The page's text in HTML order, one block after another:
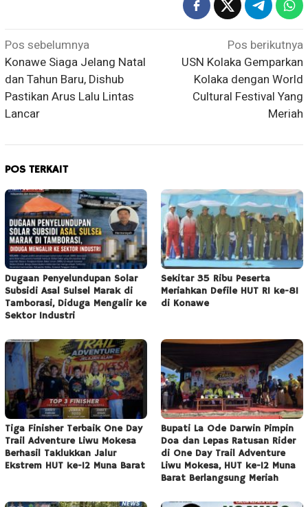
Navigasi
pos
Pos sebelumnya
Konawe Siaga Jelang Natal
dan Tahun Baru, Dishub
Pastikan Arus Lalu Lintas
Lancar
Pos berikutnya
USN Kolaka Gemparkan
Kolaka dengan World
Cultural Festival Yang
Meriah
POS TERKAIT
Dugaan Penyelundupan Solar
Subsidi Asal Sulsel Marak di
Tamborasi, Diduga Mengalir ke
Sektor Industri
Sekitar 35 Ribu Peserta
Meriahkan Defile HUT RI ke-81
di Konawe
Tiga Finisher Terbaik One Day
Trail Adventure Liwu Mokesa
Berhasil Taklukkan Jalur
Ekstrem HUT ke-12 Muna Barat
Bupati La Ode Darwin Pimpin
Doa dan Lepas Ratusan Rider
di One Day Trail Adventure
Liwu Mokesa, HUT ke-12 Muna
Barat Berlangsung Meriah